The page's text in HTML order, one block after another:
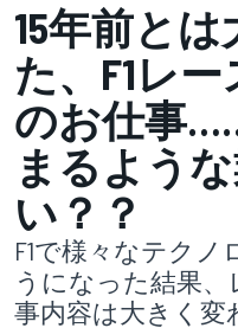
15年前と
た、F1レ
のお仕事
まるよう
い？？
F1で様々なテクノ
うになった結果
事内容は大きく変